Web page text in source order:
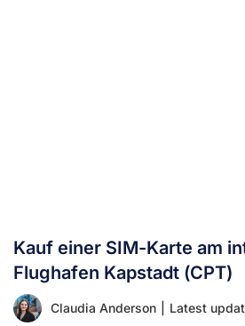
Kauf einer SIM-Karte am
Flughafen Kapstadt (CPT)
Claudia Anderson Latest